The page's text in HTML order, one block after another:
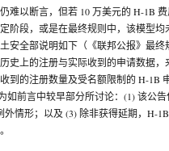
难以断言，但若 10 万美元的 H-1B
阶段，或是在最终规则中，该模型
安全部说明如下（《联邦公报》最终
史上的注册与实际收到的申请数据
到的注册数量及受名额限制的 H-1B
如前言中较早部分所讨论：(1) 该公
外情形；以及 (3) 除非获得延期，H-